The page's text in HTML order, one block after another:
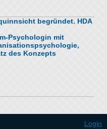
begründet. HDA
Psychologin mit
des Konzepts
Login